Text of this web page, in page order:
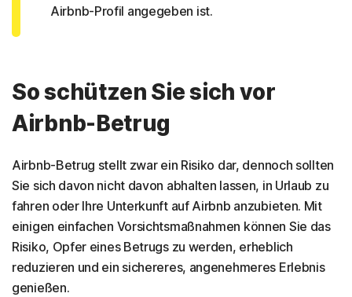
Airbnb-Profil angegeben ist.
So schützen Sie sich vor
Airbnb-Betrug
Airbnb-Betrug stellt zwar ein Risiko dar, dennoch sollten
Sie sich davon nicht davon abhalten lassen, in Urlaub zu
fahren oder Ihre Unterkunft auf Airbnb anzubieten. Mit
einigen einfachen Vorsichtsmaßnahmen können Sie das
Risiko, Opfer eines Betrugs zu werden, erheblich
reduzieren und ein sichereres, angenehmeres Erlebnis
genießen.